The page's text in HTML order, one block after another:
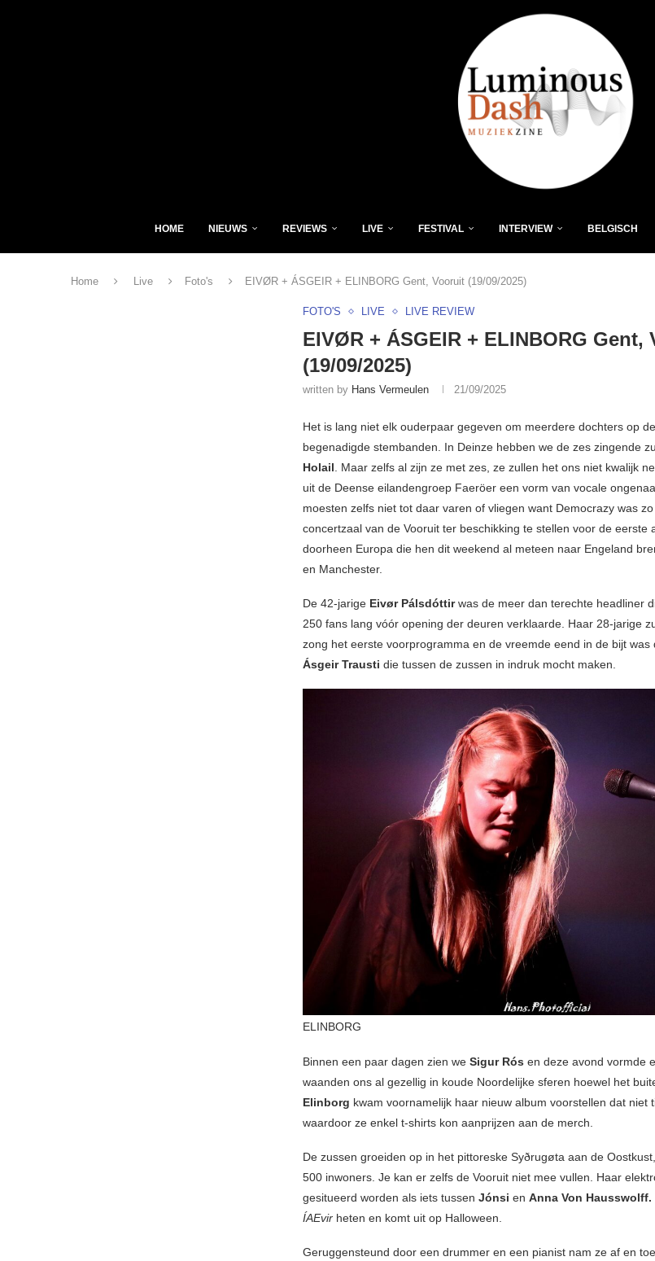
HOME NIEUWS REVIEWS LIVE FESTIVAL INTERVIEW BELGISCH
Home Live Foto's EIVØR + ÁSGEIR + ELINBORG Gent, Vooruit (19/09/2025)
FOTO'S LIVE LIVE REVIEW
EIVØR + ÁSGEIR + ELINBORG Gent,
(19/09/2025)
written by Hans Vermeulen 21/09/2025
Het is lang niet elk ouderpaar gegeven om meerdere dochters op
begenadigde stembanden. In Deinze hebben we de zes zingende
Holail. Maar zelfs al zijn ze met zes, ze zullen het ons niet kwalijk
uit de Deense eilandengroep Faeröer een vorm van vocale
moesten zelfs niet tot daar varen of vliegen want Democrazy was
concertzaal van de Vooruit ter beschikking te stellen voor de eerste
doorheen Europa die hen dit weekend al meteen naar Engeland
en Manchester.
De 42-jarige Eivør Pálsdóttirwas de meer dan terechte headliner
250 fans lang vóór opening der deuren verklaarde. Haar 28-jarige
zong het eerste voorprogramma en de vreemde eend in de bijt was
Ásgeir Trausti die tussen de zussen in indruk mocht maken.
ELINBORG
Binnen een paar dagen zien we Sigur Rós en deze avond vormde
waanden ons al gezellig in koude Noordelijke sferen hoewel het
Elinborg kwam voornamelijk haar nieuw album voorstellen dat niet
waardoor ze enkel t-shirts kon aanprijzen aan de merch.
De zussen groeiden op in het pittoreske Syðrugøta aan de
500 inwoners. Je kan er zelfs de Vooruit niet mee vullen. Haar
gesitueerd worden als iets tussen Jónsi en Anna Von Hausswolff.
ÍAEvir heten en komt uit op Halloween.
Geruggensteund door een drummer en een pianist nam ze af en